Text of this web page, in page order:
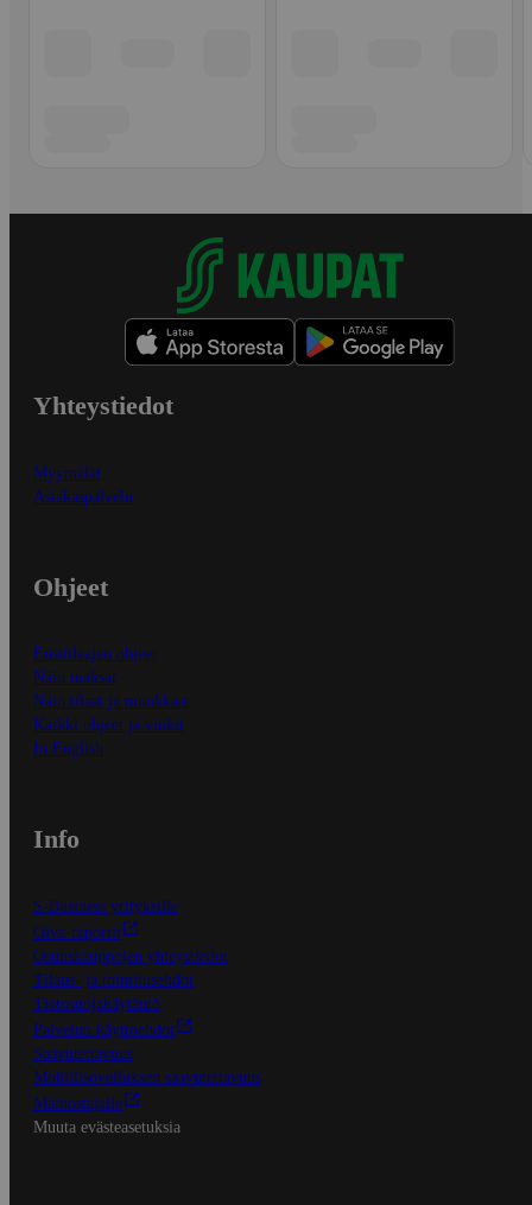
Yhteystiedot
Myymälät
Asiakaspalvelu
Ohjeet
Ensitilaajan ohjeet
Näin maksat
Näin tilaat ja muokkaat
Kaikki ohjeet ja vinkit
In English
Info
S-Business yrityksille
Oiva-raportit
Osuuskauppojen yhteystiedot
Tilaus- ja toimitusehdot
Tietosuojakäytäntö
Palvelun käyttöehdot
Saavutettavuus
Mobiilisovelluksen saavutettavuus
Mainostajalle
Muuta evästeasetuksia